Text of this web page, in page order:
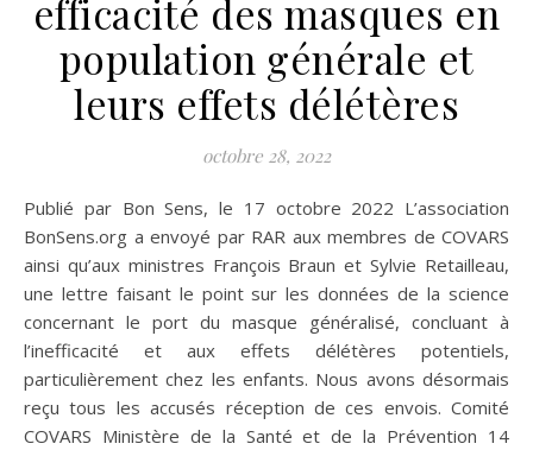
efficacité des masques en
population générale et
leurs effets délétères
octobre 28, 2022
Publié par Bon Sens, le 17 octobre 2022 L’association
BonSens.org a envoyé par RAR aux membres de COVARS
ainsi qu’aux ministres François Braun et Sylvie Retailleau,
une lettre faisant le point sur les données de la science
concernant le port du masque généralisé, concluant à
l’inefficacité et aux effets délétères potentiels,
particulièrement chez les enfants. Nous avons désormais
reçu tous les accusés réception de ces envois. Comité
COVARS Ministère de la Santé et de la Prévention 14